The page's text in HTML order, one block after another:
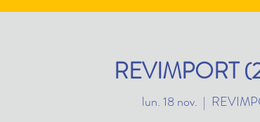
REVIMPORT
lun. 18 nov.
  |